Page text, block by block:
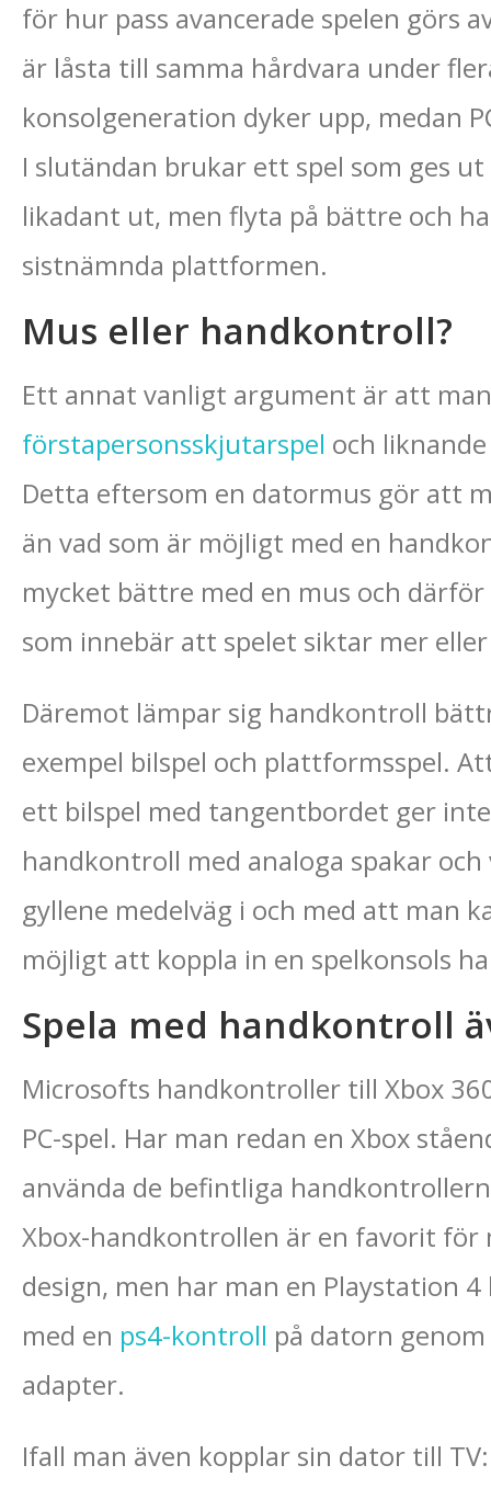
för hur pass avancerade spelen görs
är låsta till samma hårdvara under
konsolgeneration dyker upp, medan
I slutändan brukar ett spel som ges
likadant ut, men flyta på bättre och
sistnämnda plattformen.
Mus eller handkontroll?
Ett annat vanligt argument är att
förstapersonsskjutarspel och
Detta eftersom en datormus gör att
än vad som är möjligt med en
mycket bättre med en mus och
som innebär att spelet siktar mer
Däremot lämpar sig handkontroll
exempel bilspel och plattformsspel.
ett bilspel med tangentbordet ger
handkontroll med analoga spakar
gyllene medelväg i och med att man
möjligt att koppla in en spelkonsols
Spela med handkontroll
Microsofts handkontroller till Xbox
PC-spel. Har man redan en Xbox
använda de befintliga
Xbox-handkontrollen är en favorit för
design, men har man en Playstation
med en ps4-kontroll på datorn
adapter.
Ifall man även kopplar sin dator till